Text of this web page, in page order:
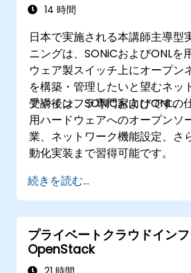
14 時間
日本で実施される本講師主導型
ニングは、SONiCおよびONLを
ウェア製スイッチ上にオープン
を構築・管理したいと望むネッ
アやインフラ専門家向けです。
受講後は、SONiCおよびONLの
用ハードウェアへのオープンソ
業、ネットワーク機能設定、さ
動化実装まで習得可能です。
続きを読む...
プライベートクラウドイン
OpenStack